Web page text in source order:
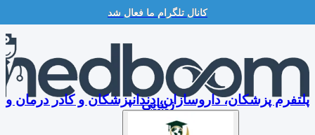
کانال تلگرام ما فعال شد
Skip
content
پلتفرم پزشکان، داروسازان، دندانپزشکان و کادر درمان و
زیبایی